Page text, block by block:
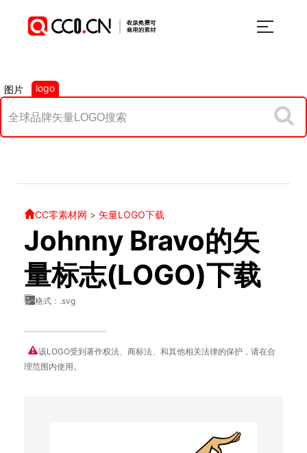
图片 logo
CC零素材网 > 矢量LOGO下载
Johnny Bravo的矢
量标志(LOGO)下载
格式：.svg
该LOGO受到著作权法、商标法、和其他相关法律的保护，请在合
理范围内使用。